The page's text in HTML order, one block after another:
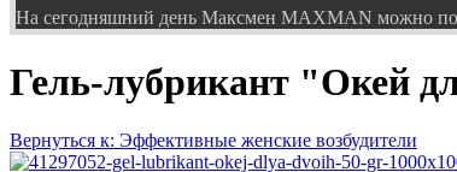
На сегодняшний день Максмен MAXMAN можно по
Гель-лубрикант "Окей
Вернуться к: Эффективные женские возбудители